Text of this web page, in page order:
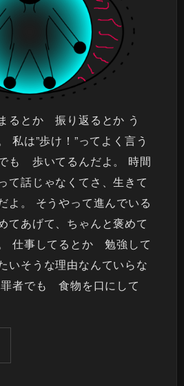
るとか 振り返るとか う
私は”歩け！”ってよく言う
も 歩いてるんだよ。 時間
て話じゃなくてさ、生きて
よ。 そうやって進んでいる
てあげて、ちゃんと褒めて
仕事してるとか 勉強して
そうな理由なんていらな
者でも 食物を口にして